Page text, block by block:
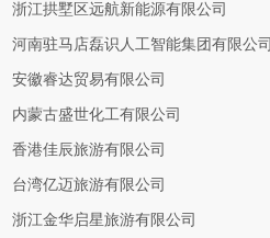
浙江拱墅区远航新能源有限公司
河南驻马店磊识人工智能集团有限公司
安徽睿达贸易有限公司
内蒙古盛世化工有限公司
香港佳辰旅游有限公司
台湾亿迈旅游有限公司
浙江金华启星旅游有限公司